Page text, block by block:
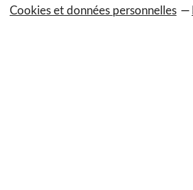
Cookies et données personnelles